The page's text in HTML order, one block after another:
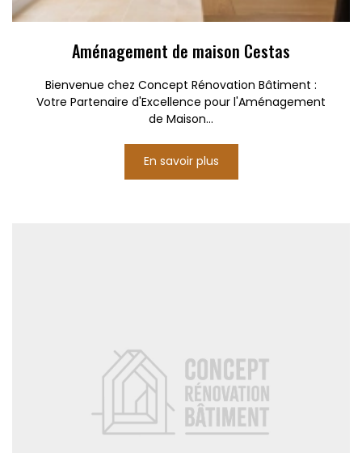
Aménagement de maison Cestas
Bienvenue chez Concept Rénovation Bâtiment :
Votre Partenaire d'Excellence pour l'Aménagement
de Maison...
En savoir plus